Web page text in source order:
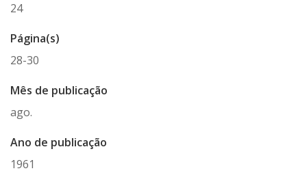
24
Página(s)
28-30
Mês de publicação
ago.
Ano de publicação
1961